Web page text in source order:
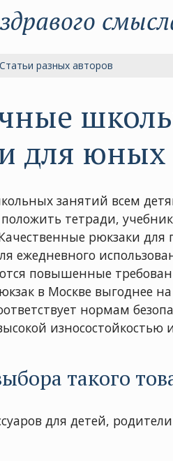
Статьи разных авторов
для
занятий всем
тетради,
рюкзаки
ежедневного
повышенные
в Москве выгоднее
нормам
такого
для детей,